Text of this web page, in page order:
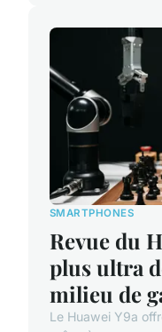
SMARTPHONES
Revue du
plus ultra
milieu de
Le Huawei Y9a